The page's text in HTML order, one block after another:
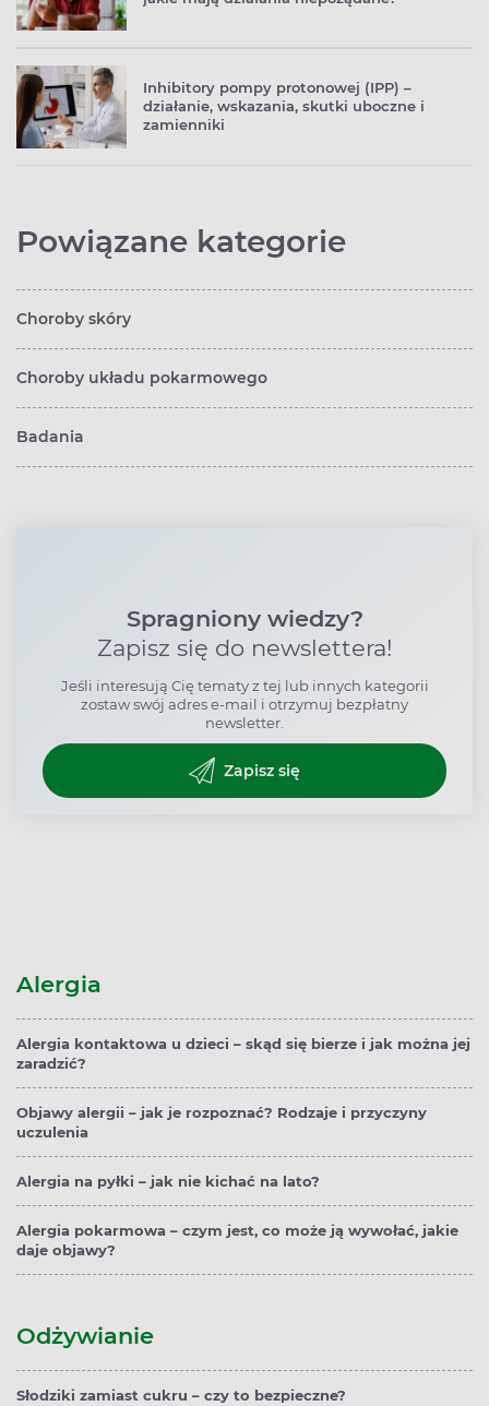
Inhibitory pompy protonowej (IPP) –
działanie, wskazania, skutki uboczne i
zamienniki
Powiązane kategorie
Choroby skóry
Choroby układu pokarmowego
Badania
Spragniony wiedzy?
Zapisz się do newslettera!
Jeśli interesują Cię tematy z tej lub innych kategorii
zostaw swój adres e-mail i otrzymuj bezpłatny
newsletter.
Zapisz się
Alergia
Alergia kontaktowa u dzieci – skąd się bierze i jak można jej
zaradzić?
Objawy alergii – jak je rozpoznać? Rodzaje i przyczyny
uczulenia
Alergia na pyłki – jak nie kichać na lato?
Alergia pokarmowa – czym jest, co może ją wywołać, jakie
daje objawy?
Odżywianie
Słodziki zamiast cukru – czy to bezpieczne?